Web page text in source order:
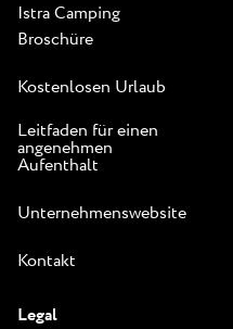
Istra Camping
Broschüre
Kostenlosen Urlaub
Leitfaden für einen
angenehmen
Aufenthalt
Unternehmenswebsite
Kontakt
Legal